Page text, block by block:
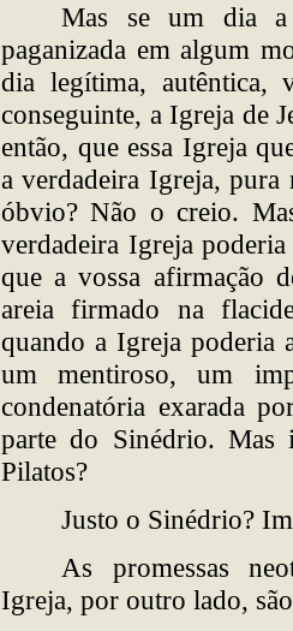
Mas se um dia
paganizada em algum
dia legítima, autêntica,
conseguinte, a Igreja de
então, que essa Igreja
a verdadeira Igreja, pura
óbvio? Não o creio.
verdadeira Igreja
que a vossa afirmação
areia firmado na
quando a Igreja poderia
um mentiroso, um
condenatória exarada
parte do Sinédrio. Mas
Pilatos?
Justo o Sinédrio?
As promessas
Igreja, por outro lado,